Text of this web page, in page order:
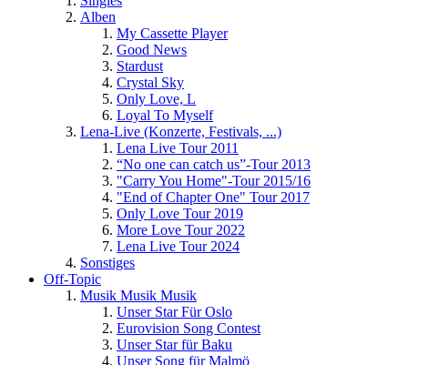
Alben
My Cassette Player
Good News
Stardust
Crystal Sky
Only Love, L
Loyal To Myself
Lena-Live (Konzerte, Festivals, ...)
Lena Live Tour 2011
“No one can catch us”-Tour 2013
"Carry You Home"-Tour 2015/16
"End of Chapter One" Tour 2017
Only Love Tour 2019
More Love Tour 2022
Lena Live Tour 2024
Sonstiges
Off-Topic
Musik Musik Musik
Unser Star Für Oslo
Eurovision Song Contest
Unser Star für Baku
Unser Song für Malmö